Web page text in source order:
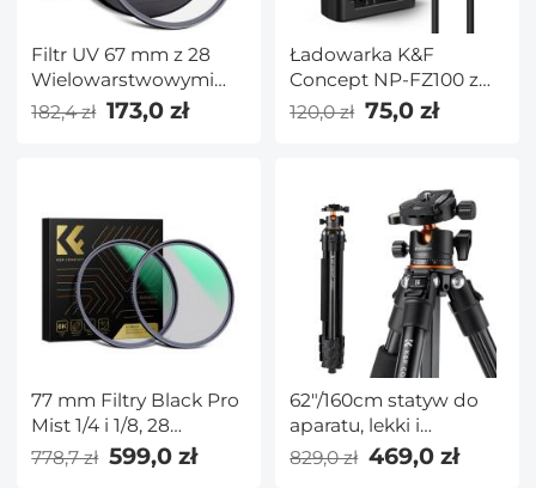
Filtr UV 67 mm z 28
Wielowarstwowymi
Powłokami
Nano x
182,4 zł 173,0 zł
Ładowarka K&F
Concept NP-FZ100 z
ekranem LCD, złączem
aparatu Sony Alpha A7
iii, A7R III (A7R3), A7R
IV, A9, A6600, Alpha A9
120,0 zł 75,0 zł
77 mm Filtry Black Pro
Mist 1/4 i 1/8, 28
Warstwowa Powłoka
Nano - Seria Nano-X
778,7 zł 599,0 zł
62"/160cm statyw do
aparatu, lekki i
przenośny statyw
fotograficzny DSLR z
829,0 zł 469,0 zł